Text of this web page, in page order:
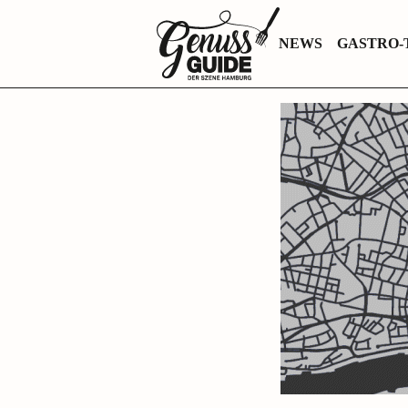
Zurück
zur
Startseite
NEWS GASTRO-